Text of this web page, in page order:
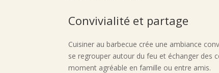
Convivialité et partage
Cuisiner au barbecue crée une ambiance
se regrouper autour du feu et échanger des
moment agréable en famille ou entre amis.